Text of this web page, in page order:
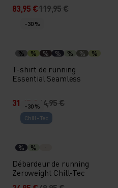
83,95 €119,95 €
-30 %
% % % % % % %
T-shirt de running
Essential Seamless
31,45 €44,95 €
-30 %
Chill-Tec
% %
Débardeur de running
Zeroweight Chill-Tec